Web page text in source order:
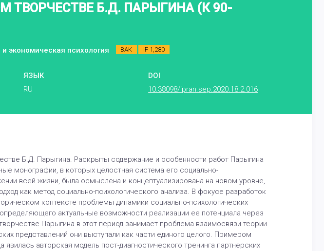
ТВОРЧЕСТВЕ Б.Д. ПАРЫГИНА (К 90-
экономическая психология
ВАК IF 1,280
ЯЗЫК
RU
DOI
10.38098/ipran.sep.2020.18.2.016
Б.Д. Парыгина. Раскрыты содержание и особенности работ Парыгина
монографии, в которых целостная система его социально-
всей жизни, была осмыслена и концептуализирована на новом уровне,
как метод социально-психологического анализа. В фокусе разработок
контексте проблемы динамики социально-психологических
актуальные возможности реализации ее потенциала через
Парыгина в этот период занимает проблема взаимосвязи теории
представлений они выступали как части единого целого. Примером
авторская модель пост-диагностического тренинга партнерских